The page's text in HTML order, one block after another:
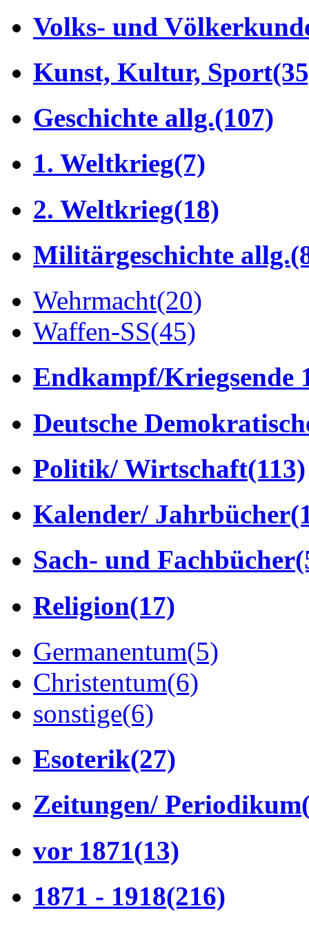
Volks- und
Kunst, Kultur, Sport
Geschichte allg.(107)
1. Weltkrieg(7)
2. Weltkrieg(18)
Militärgeschichte allg.
Wehrmacht(20)
Waffen-SS(45)
Endkampf/Kriegsende
Deutsche
Politik/ Wirtschaft(113)
Kalender/ Jahrbücher
Sach- und Fachbücher
Religion(17)
Germanentum(5)
Christentum(6)
sonstige(6)
Esoterik(27)
Zeitungen/ Periodikum
vor 1871(13)
1871 - 1918(216)